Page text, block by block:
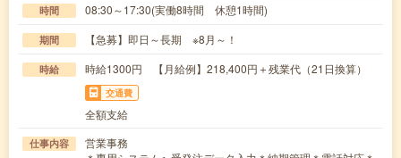
時間 08:30～17:30(実働8時間 休憩1時間)
期間 【急募】即日～長期 ※8月～！
時給 時給1300円 【月給例】218,400円＋残業代（21日換算）
交通費
全額支給
仕事内容
営業事務